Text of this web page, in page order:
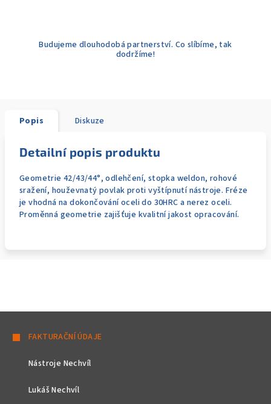
Budujeme dlouhodobá partnerství. Co slíbíme, tak
dodržíme!
Popis Diskuze
Detailní popis produktu
Geometrie 42/43/44°, odlehčení, stopka weldon, rohové
sražení, houževnatý povlak proti vyštípnutí nástroje. Fréze
je vhodná na dokončování oceli do 30HRC a nerez oceli.
Proměnná geometrie zajišťuje kvalitní jakost opracování.
FAKTURAČNÍ ÚDAJE
Nástroje Nechvíl
Lukáš Nechvíl